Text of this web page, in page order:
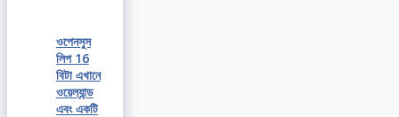
ওপেনসুস
লিপ 16
বিটা এখানে
ওয়েল্যান্ড
এবং একটি